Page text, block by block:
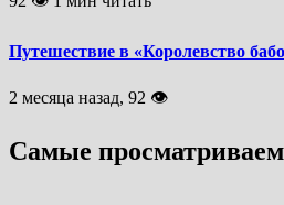
Путешествие в «Королевство
2 месяца назад, 92 👁
Самые